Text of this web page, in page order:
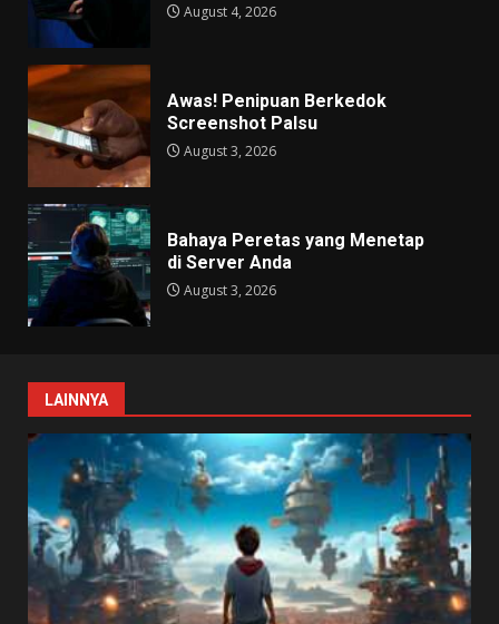
August 4, 2026
Awas! Penipuan Berkedok
Screenshot Palsu
August 3, 2026
Bahaya Peretas yang Menetap
di Server Anda
August 3, 2026
LAINNYA